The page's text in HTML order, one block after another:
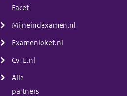
Facet
Mijneindexamen.nl
Examenloket.nl
CvTE.nl
Alle
partners